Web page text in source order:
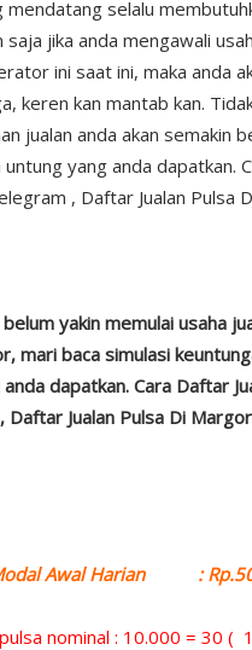
mendatang selalu
saja jika anda mengawali
ini saat ini, maka anda
keren kan mantab kan.
jualan anda akan semakin
yang anda dapatkan.
, Daftar Jualan Pulsa
yakin memulai usaha
mari baca simulasi
dapatkan. Cara Daftar
Daftar Jualan Pulsa Di
Awal Harian :
nominal : 10.000 = 30 (